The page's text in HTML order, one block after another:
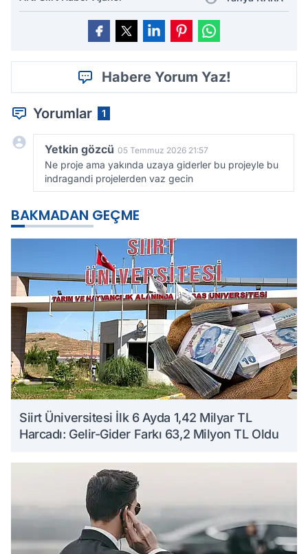
Habere Yorum Yaz!
Yorumlar 1
Yetkin gözcü 05 Temmuz 2026 21:57
Ne proje ama yakında uzaya giderler bu projeyle bu
indragandi projelerden vaz gecin
BAKMADAN GEÇME
Siirt Üniversitesi İlk 6 Ayda 1,42 Milyar TL
Harcadı: Gelir-Gider Farkı 63,2 Milyon TL Oldu